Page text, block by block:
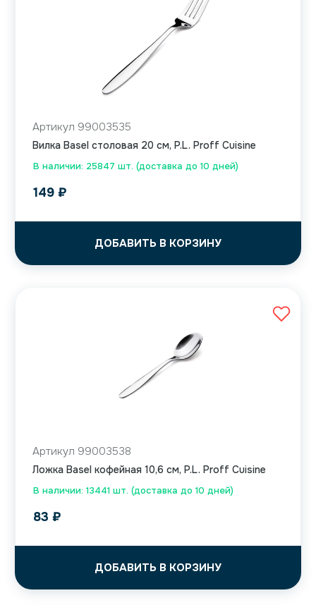
В наличии: 25847 шт. (доставка до 10 дней)
Артикул 99003535
Вилка Basel столовая 20 см, P.L. Proff Cuisine
149 ₽
ДОБАВИТЬ В КОРЗИНУ
В наличии: 13441 шт. (доставка до 10 дней)
Артикул 99003538
Ложка Basel кофейная 10,6 см, P.L. Proff Cuisine
83 ₽
ДОБАВИТЬ В КОРЗИНУ